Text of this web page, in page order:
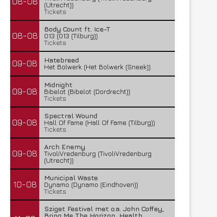
(Utrecht))
Tickets
08-08
Body Count ft. Ice-T
013 (013 (Tilburg))
Tickets
09-08
Hatebreed
Het Bolwerk (Het Bolwerk (Sneek))
09-08
Midnight
Bibelot (Bibelot (Dordrecht))
Tickets
09-08
Spectral Wound
Hall Of Fame (Hall Of Fame (Tilburg))
Tickets
09-08
Arch Enemy
TivoliVredenburg (TivoliVredenburg
(Utrecht))
10-08
Municipal Waste
Dynamo (Dynamo (Eindhoven))
Tickets
Sziget Festival met o.a. John Coffey,
Bring Me The Horizon, Health